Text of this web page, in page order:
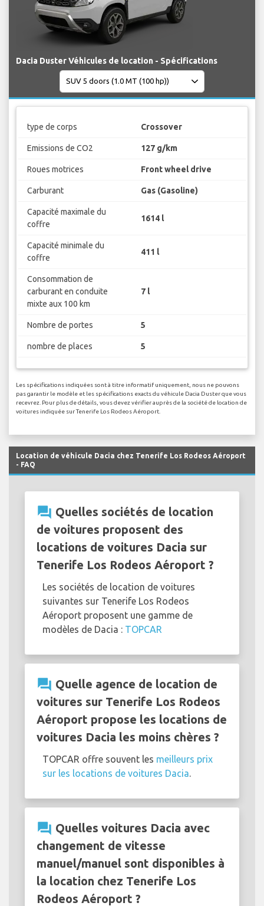
Dacia Duster Véhicules de location - Spécifications
type de corps Crossover
Emissions de CO2 127 g/km
Roues motrices Front wheel drive
Carburant Gas (Gasoline)
Capacité maximale du
coffre
1614 l
Capacité minimale du
coffre
411 l
Consommation de
carburant en conduite
mixte aux 100 km
7 l
Nombre de portes 5
nombre de places 5
Les spécifications indiquées sont à titre informatif uniquement, nous ne pouvons
pas garantir le modèle et les spécifications exacts du véhicule Dacia Duster que vous
recevrez. Pour plus de détails, vous devez vérifier auprès de la société de location de
voitures indiquée sur Tenerife Los Rodeos Aéroport.
Location de véhicule Dacia chez Tenerife Los Rodeos Aéroport
- FAQ
question_answer Quelles sociétés de location
de voitures proposent des
locations de voitures Dacia sur
Tenerife Los Rodeos Aéroport ?
Les sociétés de location de voitures
suivantes sur Tenerife Los Rodeos
Aéroport proposent une gamme de
modèles de Dacia : TOPCAR
question_answer Quelle agence de location de
voitures sur Tenerife Los Rodeos
Aéroport propose les locations de
voitures Dacia les moins chères ?
TOPCAR offre souvent les meilleurs prix
sur les locations de voitures Dacia
question_answer Quelles voitures Dacia avec
changement de vitesse
manuel/manuel sont disponibles à
la location chez Tenerife Los
Rodeos Aéroport ?